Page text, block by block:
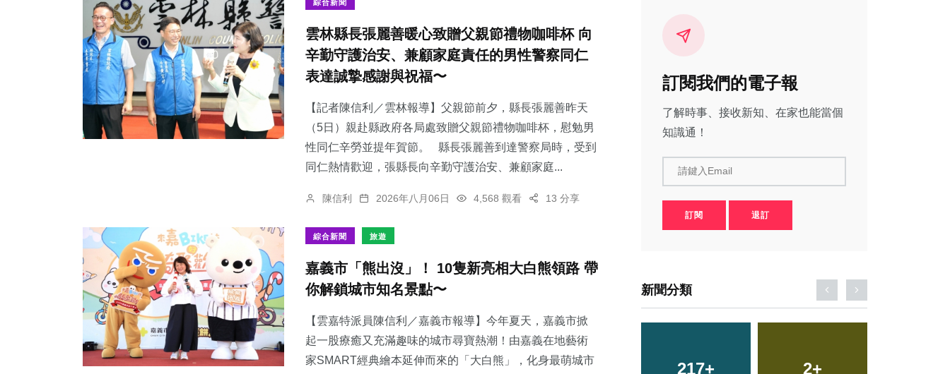
綜合新聞
雲林縣長張麗善暖心致贈父親節禮物咖啡杯 向
辛勤守護治安、兼顧家庭責任的男性警察同仁
表達誠摯感謝與祝福〜
【記者陳信利／雲林報導】父親節前夕，縣長張麗善昨天
（5日）親赴縣政府各局處致贈父親節禮物咖啡杯，慰勉男
性同仁辛勞並提年賀節。 縣長張麗善到達警察局時，受到
同仁熱情歡迎，張縣長向辛勤守護治安、兼顧家庭...
陳信利 2026年八月06日 4,568 觀看 13 分享
綜合新聞 旅遊
嘉義市「熊出沒」！ 10隻新亮相大白熊領路 帶
你解鎖城市知名景點〜
【雲嘉特派員陳信利／嘉義市報導】今年夏天，嘉義市掀
起一股療癒又充滿趣味的城市尋寶熱潮！由嘉義在地藝術
家SMART經典繪本延伸而來的「大白熊」，化身最萌城市
訂閱我們的電子報
了解時事、接收新知、在家也能當個
知識通！
請鍵入Email
訂閱 退訂
新聞分類
409+ 240+ 76+ 217+ 2+ 67+ 404